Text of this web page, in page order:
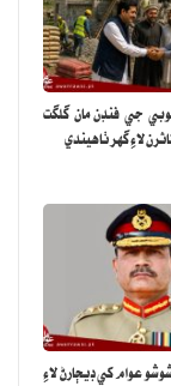
جي فنڊن مان گلگت
لاءِ گهر ٺاهيندي
عوام کي ڊيڄارڻ لاءِ